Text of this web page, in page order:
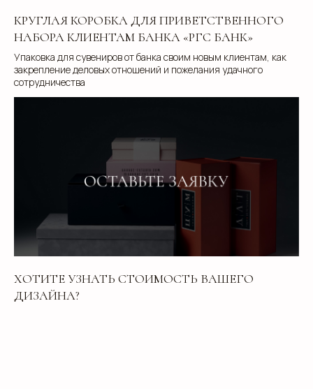
КРУГЛАЯ КОРОБКА ДЛЯ ПРИВЕТСТВЕННОГО
НАБОРА КЛИЕНТАМ БАНКА «РГС БАНК»
Упаковка для сувениров от банка своим новым клиентам, как
закрепление деловых отношений и пожелания удачного
сотрудничества
ХОТИТЕ УЗНАТЬ СТОИМОСТЬ ВАШЕГО
ДИЗАЙНА?